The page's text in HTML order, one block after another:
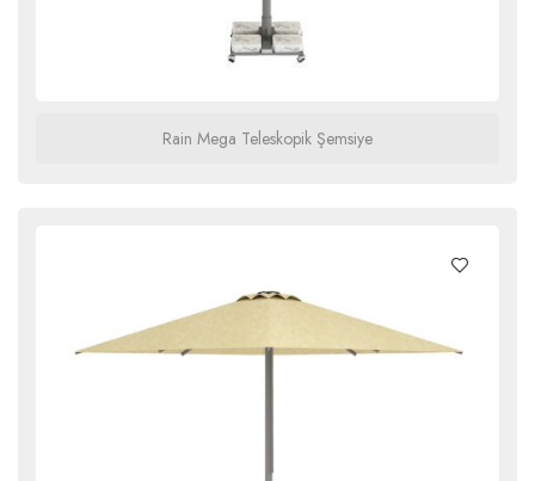
Rain Mega Teleskopik Şemsiye